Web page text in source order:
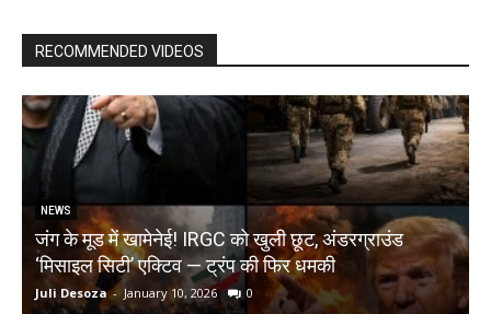
RECOMMENDED VIDEOS
NEWS
जंग के मूड में खामेनेई! IRGC को खुली छूट, अंडरग्राउंड
‘मिसाइल सिटी’ एक्टिव — ट्रंप की फिर धमकी
Juli Desoza - January 10, 2026 0